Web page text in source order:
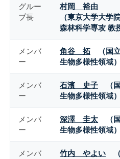
グルー
プ長
村岡 裕由
（東京大学大学
森林科学専攻 教
メンバ
ー
角谷 拓 （国
生物多様性領域）
メンバ
ー
石濱 史子 （
生物多様性領域）
メンバ
ー
深澤 圭太 （
生物多様性領域）
メンバ
竹内 やよい （